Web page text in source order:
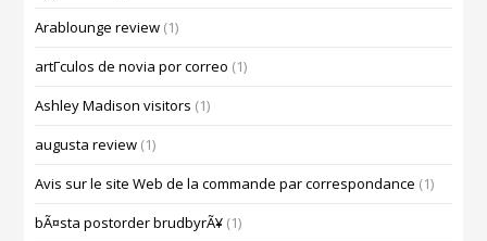
Arablounge review (1)
artГ­culos de novia por correo (1)
Ashley Madison visitors (1)
augusta review (1)
Avis sur le site Web de la commande par correspondance (1)
bÃ¤sta postorder brudbyrÃ¥ (1)